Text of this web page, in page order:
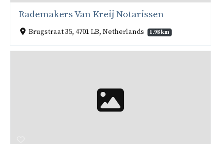
Rademakers Van Kreij Notarissen
Brugstraat 35, 4701 LB, Netherlands 1.98 km